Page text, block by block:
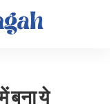
बना ये